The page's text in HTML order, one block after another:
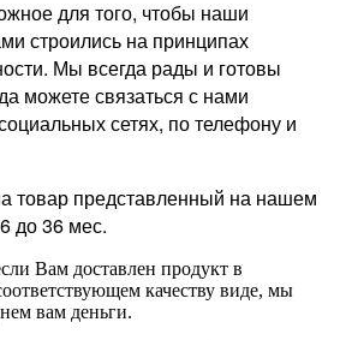
для того, чтобы наши
строились на принципах
Мы всегда рады и готовы
можете связаться с нами
сетях, по телефону и
товар представленный на нашем
до 36 мес.
Вам доставлен продукт в
качеству виде, мы
вам деньги.